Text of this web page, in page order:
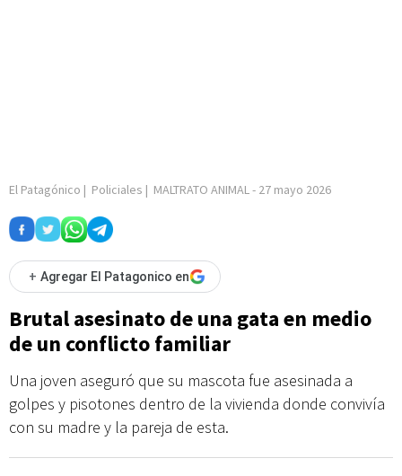
El Patagónico | Policiales | MALTRATO ANIMAL- 27 mayo 2026
+ Agregar El Patagonico en
Brutal asesinato de una gata en medio
de un conflicto familiar
Una joven aseguró que su mascota fue asesinada a
golpes y pisotones dentro de la vivienda donde convivía
con su madre y la pareja de esta.